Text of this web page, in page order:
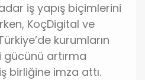
iş yapış biçimlerini
KoçDigital ve
kurumların
artırma
birliğine imza attı.